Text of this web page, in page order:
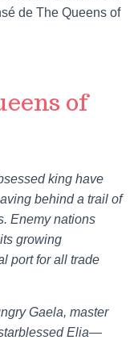
de The Queens of
of
king have
behind a trail of
Enemy nations
growing
port for all trade
Gaela, master
Elia—